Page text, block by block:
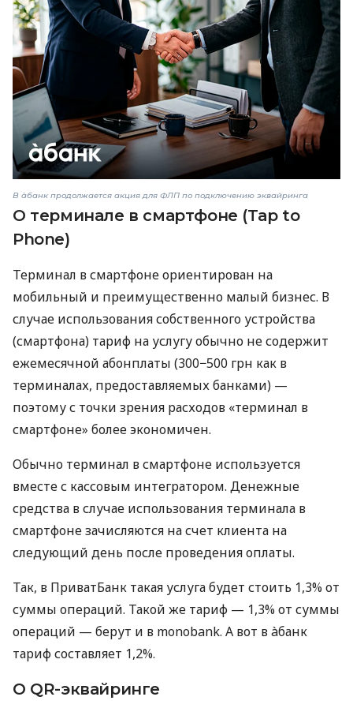
В àбанк продолжается акция для ФЛП по подключению эквайринга
О терминале в смартфоне (Tap to
Phone)
Терминал в смартфоне ориентирован на
мобильный и преимущественно малый бизнес. В
случае использования собственного устройства
(смартфона) тариф на услугу обычно не содержит
ежемесячной абонплаты (300−500 грн как в
терминалах, предоставляемых банками) —
поэтому с точки зрения расходов «терминал в
смартфоне» более экономичен.
Обычно терминал в смартфоне используется
вместе с кассовым интегратором. Денежные
средства в случае использования терминала в
смартфоне зачисляются на счет клиента на
следующий день после проведения оплаты.
Так, в ПриватБанк такая услуга будет стоить 1,3% от
суммы операций. Такой же тариф — 1,3% от суммы
операций — берут и в monobank. А вот в àбанк
тариф составляет 1,2%.
О QR-эквайринге